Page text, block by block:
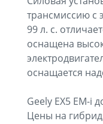
трансмиссию
99 л. с.
оснащена
оснащается
Geely EX5 EM-i
Цены на